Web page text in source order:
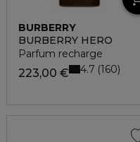
BURBERRY
BURBERRY HERO
Parfum recharge
223,00 € 4.7 160